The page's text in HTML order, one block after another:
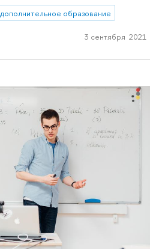
дополнительное образование
3 сентября 2021